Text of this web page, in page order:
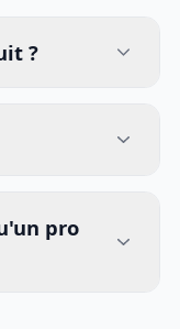
?
pro